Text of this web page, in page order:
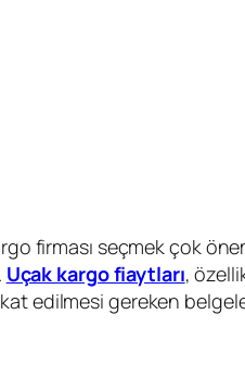
firması seçmek çok
Uçak kargo fiaytları,
edilmesi gereken